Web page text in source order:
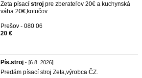
Zeta písací stroj pre zberateľov 20€ a kuchynská
váha 20€,kotučov ...
Prešov - 080 06
20 €
Pís.stroj - [6.8. 2026]
Predám písací stroj Zeta,výrobca ČZ.